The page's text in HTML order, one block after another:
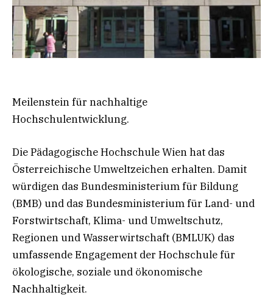
Meilenstein für nachhaltige
Hochschulentwicklung.
Die Pädagogische Hochschule Wien hat das
Österreichische Umweltzeichen erhalten. Damit
würdigen das Bundesministerium für Bildung
(BMB) und das Bundesministerium für Land- und
Forstwirtschaft, Klima- und Umweltschutz,
Regionen und Wasserwirtschaft (BMLUK) das
umfassende Engagement der Hochschule für
ökologische, soziale und ökonomische
Nachhaltigkeit.